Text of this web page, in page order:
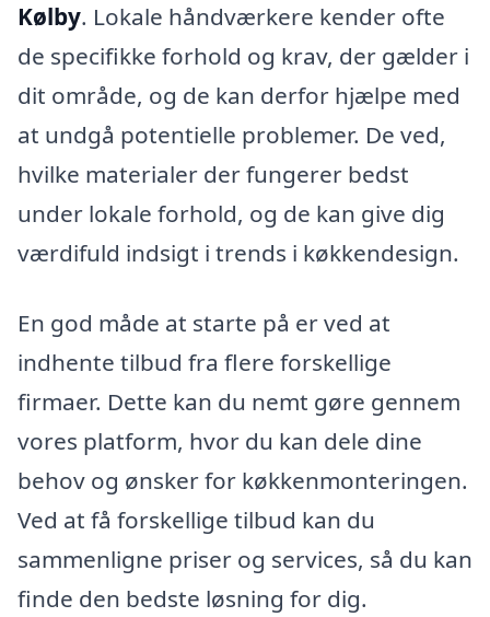
Kølby. Lokale håndværkere kender ofte
de specifikke forhold og krav, der gælder i
dit område, og de kan derfor hjælpe med
at undgå potentielle problemer. De ved,
hvilke materialer der fungerer bedst
under lokale forhold, og de kan give dig
værdifuld indsigt i trends i køkkendesign.
En god måde at starte på er ved at
indhente tilbud fra flere forskellige
firmaer. Dette kan du nemt gøre gennem
vores platform, hvor du kan dele dine
behov og ønsker for køkkenmonteringen.
Ved at få forskellige tilbud kan du
sammenligne priser og services, så du kan
finde den bedste løsning for dig.